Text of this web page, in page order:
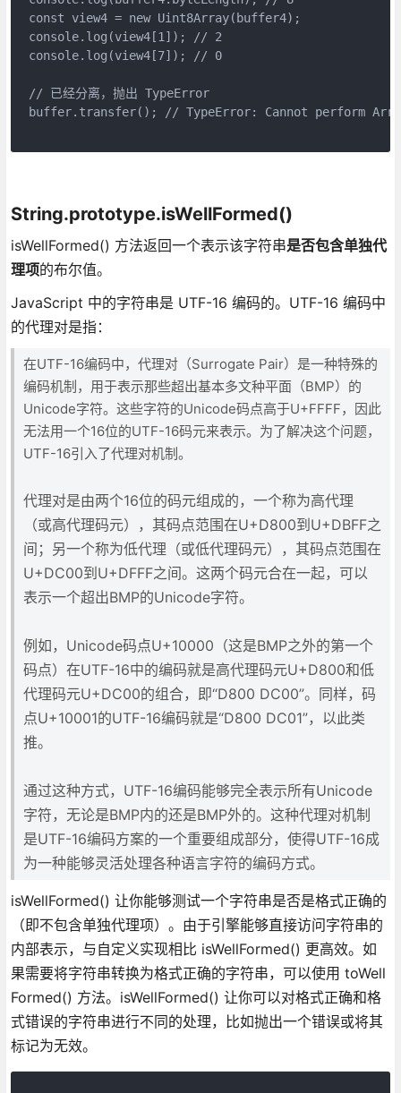
const view4 = new Uint8Array(buffer4);
console.log(view4[1]); // 2
console.log(view4[7]); // 0
// 已经分离，抛出 TypeError
buffer.transfer(); // TypeError: Cannot perform
String.prototype.isWellFormed()
isWellFormed() 方法返回一个表示该字符串是否包含单独代
理项的布尔值。
JavaScript 中的字符串是 UTF-16 编码的。UTF-16 编码中
的代理对是指：
在UTF-16编码中，代理对（Surrogate Pair）是一种特殊的
编码机制，用于表示那些超出基本多文种平面（BMP）的
Unicode字符。这些字符的Unicode码点高于U+FFFF，因此
无法用一个16位的UTF-16码元来表示。为了解决这个问题，
UTF-16引入了代理对机制。
代理对是由两个16位的码元组成的，一个称为高代理
（或高代理码元），其码点范围在U+D800到U+DBFF之
间；另一个称为低代理（或低代理码元），其码点范围在
U+DC00到U+DFFF之间。这两个码元合在一起，可以
表示一个超出BMP的Unicode字符。
例如，Unicode码点U+10000（这是BMP之外的第一个
码点）在UTF-16中的编码就是高代理码元U+D800和低
代理码元U+DC00的组合，即“D800 DC00”。同样，码
点U+10001的UTF-16编码就是“D800 DC01”，以此类
推。
通过这种方式，UTF-16编码能够完全表示所有Unicode
字符，无论是BMP内的还是BMP外的。这种代理对机制
是UTF-16编码方案的一个重要组成部分，使得UTF-16成
为一种能够灵活处理各种语言字符的编码方式。
isWellFormed() 让你能够测试一个字符串是否是格式正确的
（即不包含单独代理项）。由于引擎能够直接访问字符串的
内部表示，与自定义实现相比 isWellFormed() 更高效。如
果需要将字符串转换为格式正确的字符串，可以使用 toWell
Formed() 方法。isWellFormed() 让你可以对格式正确和格
式错误的字符串进行不同的处理，比如抛出一个错误或将其
标记为无效。